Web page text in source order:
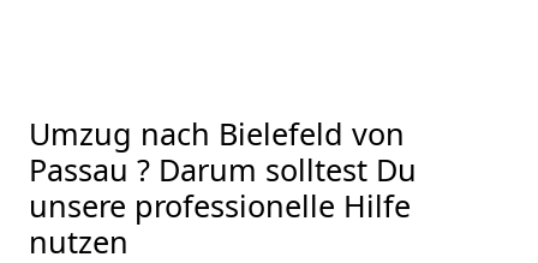
Umzug nach Bielefeld von
Passau ? Darum solltest Du
unsere professionelle Hilfe
nutzen